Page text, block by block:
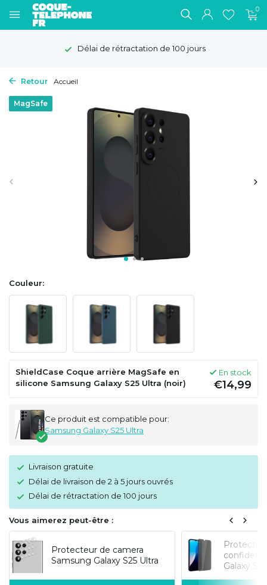
0
Délai de rétractation de 100 jours
Retour Accueil
MagSafe
Couleur:
ShieldCase Coque arrière MagSafe en
silicone Samsung Galaxy S25 Ultra (noir)
En stock
€14,99
Ce produit est compatible pour:
Samsung Galaxy S25 Ultra
Livraison gratuite
Délai de livraison de 2 à 5 jours ouvrés
Délai de rétractation de 100 jours
Vous aimerez peut-être :
Protecteur de camera
Samsung Galaxy S25 Ultra
Galaxy